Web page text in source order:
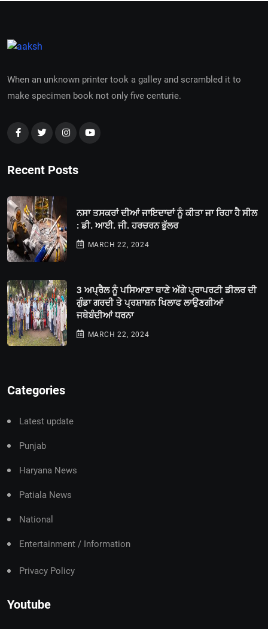
When an unknown printer took a galley and scrambled it to
make specimen book not only five centurie.
Recent Posts
ਨਸਾ ਤਸਕਰਾਂ ਦੀਆਂ ਜਾਇਦਾਦਾਂ ਨੂੰ ਕੀਤਾ ਜਾ ਰਿਹਾ ਹੈ ਸੀਲ
: ਡੀ. ਆਈ. ਜੀ. ਹਰਚਰਨ ਭੁੱਲਰ
MARCH 22, 2024
3 ਅਪ੍ਰੈਲ ਨੂੰ ਪਸਿਆਣਾ ਥਾਣੇ ਅੱਗੇ ਪ੍ਰਾਪਰਟੀ ਡੀਲਰ ਦੀ
ਗੁੰਡਾ ਗਰਦੀ ਤੇ ਪ੍ਰਸ਼ਾਸ਼ਨ ਖਿਲਾਫ ਲਾਉਣਗੀਆਂ
ਜਥੇਬੰਦੀਆਂ ਧਰਨਾ
MARCH 22, 2024
Categories
Latest update
Punjab
Haryana News
Patiala News
National
Entertainment / Information
Privacy Policy
Youtube